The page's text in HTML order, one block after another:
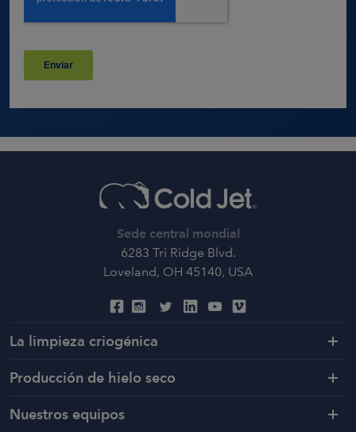
Sede central mondial
6283 Tri Ridge Blvd.
Loveland, OH 45140, USA
La limpieza criogénica
Producción de hielo seco
Nuestros equipos